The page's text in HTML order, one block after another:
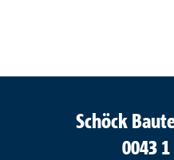
Schöck
0043